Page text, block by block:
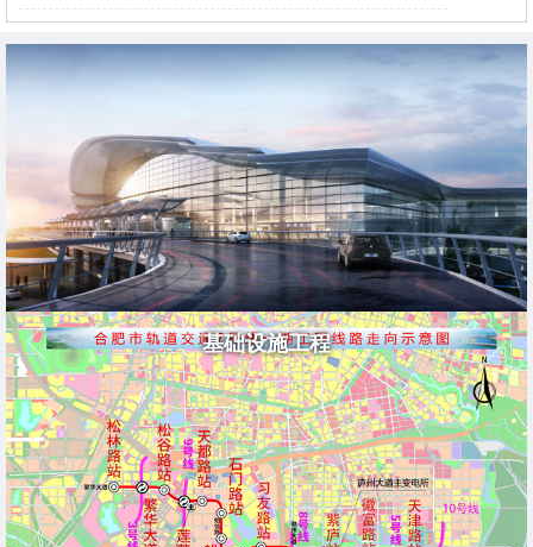
基础设施工程